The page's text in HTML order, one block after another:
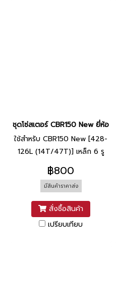
ชุดโซ่สเตอร์ CBR150 New ยี่ห้อ
ใช้สำหรับ CBR150 New [428-
126L (14T/47T)] เหล็ก 6 รู
฿800
มีสินค้าราคาส่ง
สั่งซื้อสินค้า
เปรียบเทียบ